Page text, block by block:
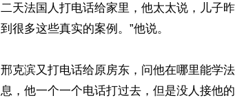
二天法国人打电话给家里，他太太说，儿子
到很多这些真实的案例。”他说。
邢克滨又打电话给原房东，问他在哪里能学
息，他一个一个电话打过去，但是没人接他